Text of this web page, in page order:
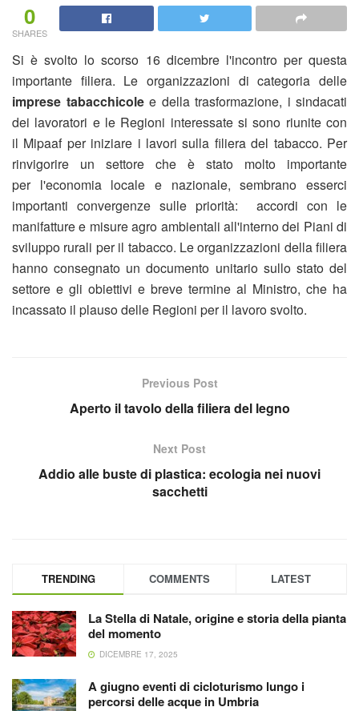
0
SHARES
Si è svolto lo scorso 16 dicembre l'incontro per questa
importante filiera. Le organizzazioni di categoria delle
imprese tabacchicolee della trasformazione, i sindacati
dei lavoratori e le Regioni interessate si sono riunite con
il Mipaaf per iniziare i lavori sulla filiera del tabacco. Per
rinvigorire un settore che è stato molto importante
per l'economia locale e nazionale, sembrano esserci
importanti convergenze sulle priorità: accordi con le
manifatture e misure agro ambientali all'interno dei Piani di
sviluppo rurali per il tabacco. Le organizzazioni della filiera
hanno consegnato un documento unitario sullo stato del
settore e gli obiettivi e breve termine al Ministro, che ha
incassato il plauso delle Regioni per il lavoro svolto.
Previous Post
Aperto il tavolo della filiera del legno
Next Post
Addio alle buste di plastica: ecologia nei nuovi
sacchetti
TRENDING COMMENTS LATEST
La Stella di Natale, origine e storia della pianta
del momento
DICEMBRE 17, 2025
A giugno eventi di cicloturismo lungo i
percorsi delle acque in Umbria